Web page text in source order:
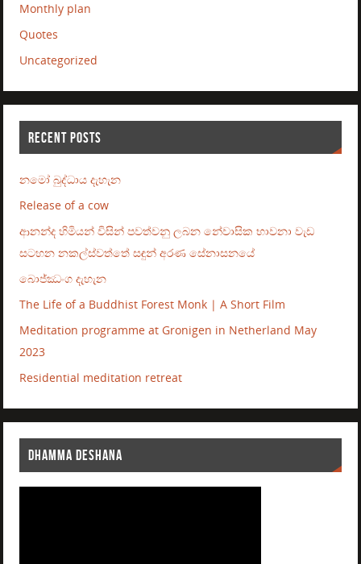
Monthly plan
Quotes
Uncategorized
RECENT POSTS
නමෝ බුද්ධාය දැහැන
Release of a cow
ආනන්ද හිමියන් විසින් පවත්වනු ලබන නේවාසික භාවනා වැඩ
සටහන නකල්ස්වත්තේ සඳුන් අරණ සේනාසනයේ
බොජ්ඣංග දැහැන
The Life of a Buddhist Forest Monk | A Short Film
Meditation programme at Gronigen in Netherland May
2023
Residential meditation retreat
DHAMMA DESHANA